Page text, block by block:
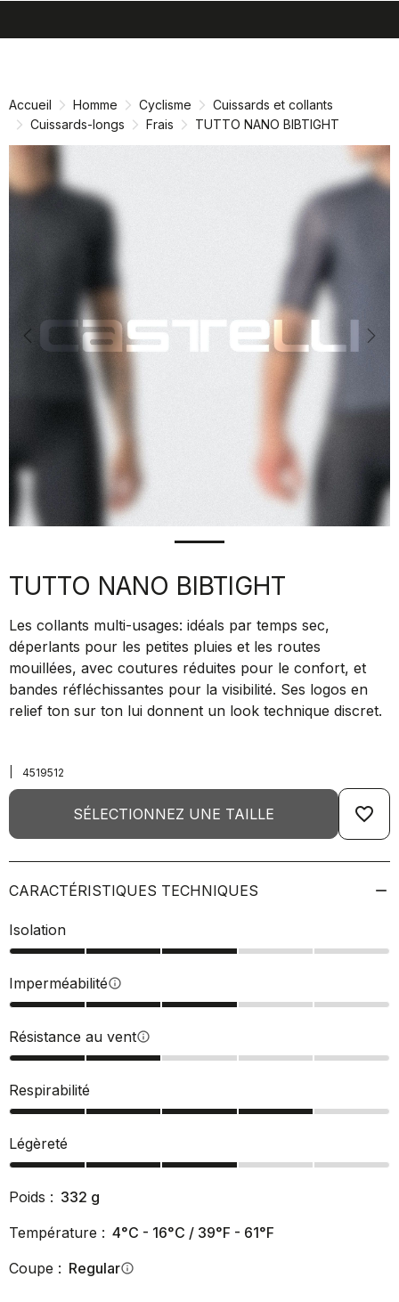
directement
navigation
directement
Accueil Homme Cyclisme
Cuissards et collants
Cuissards-longs
Frais TUTTO NANO BIBTIGHT
Previous
TUTTO NANO BIBTIGHT
Les collants multi-usages: idéals par temps sec,
déperlants pour les petites pluies et les routes
mouillées, avec coutures réduites pour le confort, et
bandes réfléchissantes pour la visibilité. Ses logos en
relief ton sur ton lui donnent un look technique discret.
4519512
SÉLECTIONNEZ UNE TAILLE favorite_border
CARACTÉRISTIQUES TECHNIQUES
Isolation
Imperméabilitéinfo
Résistance au ventinfo
Respirabilité
Légèreté
Poids : 332 g
Température : 4°C - 16°C / 39°F - 61°F
Coupe : Regularinfo